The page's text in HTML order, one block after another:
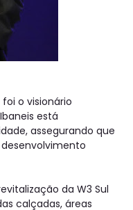
o visionário
está
assegurando que
da W3 Sul
calçadas, áreas